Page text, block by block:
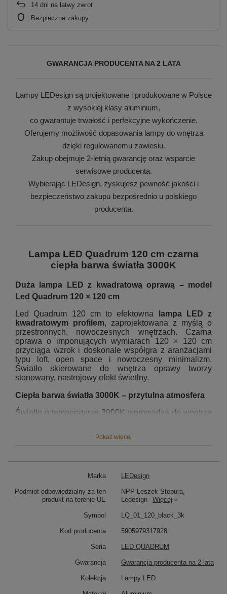
14 dni na łatwy zwrot
Bezpieczne zakupy
GWARANCJA PRODUCENTA NA 2 LATA
Lampy LEDesign są projektowane i produkowane w Polsce
z wysokiej klasy aluminium,
co gwarantuje trwałość i perfekcyjne wykończenie.
Oferujemy możliwość dopasowania lampy do wnętrza
dzięki regulowanemu zawiesiu.
Zakup obejmuje 2-letnią gwarancję oraz wsparcie
serwisowe producenta.
Wybierając LEDesign, zyskujesz pewność jakości i
bezpieczeństwo zakupu bezpośrednio u polskiego
producenta.
Lampa LED Quadrum 120 cm czarna
ciepła barwa światła 3000K
Duża lampa LED z kwadratową oprawą – model
Led Quadrum 120 × 120 cm
Led Quadrum 120 cm to efektowna
lampa LED z
kwadratowym profilem, zaprojektowana z myślą o
przestronnych, nowoczesnych wnętrzach. Czarna
oprawa o imponujących wymiarach 120 × 120 cm
przyciąga wzrok i doskonale współgra z aranżacjami
typu loft, open space i nowoczesny minimalizm.
Światło skierowane do wnętrza oprawy tworzy
stonowany, nastrojowy efekt świetlny.
Ciepła barwa światła 3000K – przytulna atmosfera
Światło o temperaturze 3000K wprowadza do wnętrza
strefie wypoczynkowej czy w nowoczesnych
apartamentach o dużej przestrzeni.
świetnie spełni funkcję głównego źródła światła w:
iluminacja i imponujący efekt wizualny
Salonie typu open space lub z antresolą
elegancja i nowoczesny charakter
Strefach wypoczynkowych– nastrojowe
Zintegrowany moduł LED SMD2835 świeci do wnętrza
Pokaż więcej
Marka LEDesign
Podmiot odpowiedzialny za ten
produkt na terenie UE
NPP Leszek Stepura,
Ledesign
Więcej
Symbol LQ_01_120_black_3k
Kod producenta 5905979317928
Seria LED QUADRUM
Gwarancja Gwarancja producenta na 2 lata
Kolekcja Lampy LED